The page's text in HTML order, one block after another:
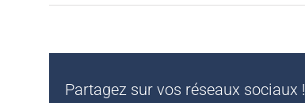
Partagez sur vos réseaux sociaux !